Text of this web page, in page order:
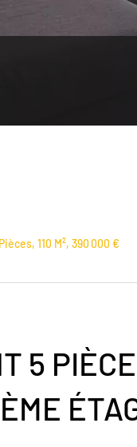
110 M², 390 000 €
5